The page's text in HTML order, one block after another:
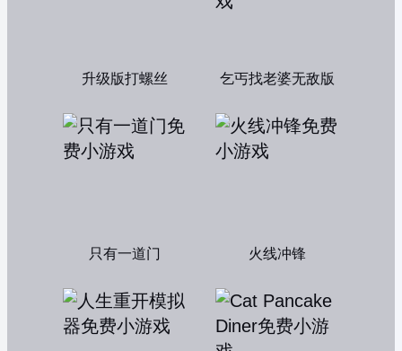
升级版打螺丝 乞丐找老婆无敌版
只有一道门 火线冲锋